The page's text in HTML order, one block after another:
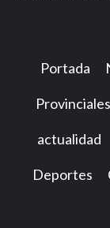
Portada
Provinciales
actualidad
Deportes